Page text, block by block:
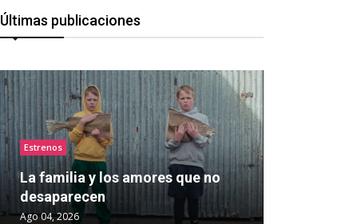
Últimas publicaciones
Estrenos
La familia y los amores que no
desaparecen
Ago 04, 2026